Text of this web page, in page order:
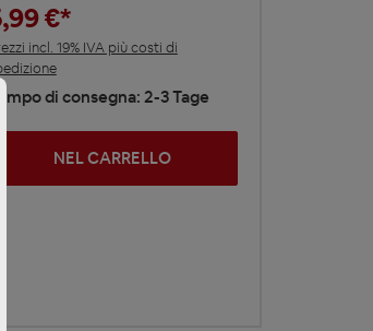
€*
incl. 19% IVA più costi di
di consegna: 2-3 Tage
NEL CARRELLO